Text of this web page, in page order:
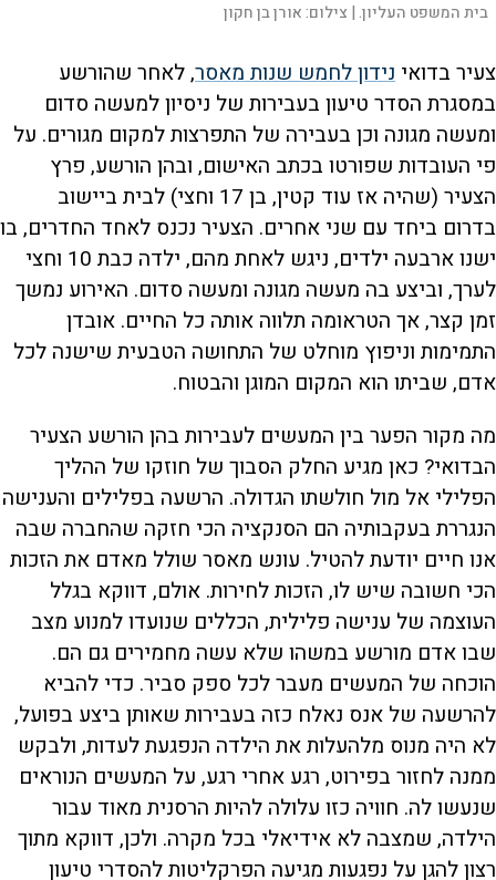
בית המשפט העליון. | צילום:אורן בן חקון
צעיר בדואי נידון לחמש שנות מאסר, לאחר שהורשע
במסגרת הסדר טיעון בעבירות של ניסיון למעשה סדום
ומעשה מגונה וכן בעבירה של התפרצות למקום מגורים. על
פי העובדות שפורטו בכתב האישום, ובהן הורשע, פרץ
הצעיר (שהיה אז עוד קטין, בן 17 וחצי) לבית ביישוב
בדרום ביחד עם שני אחרים. הצעיר נכנס לאחד החדרים, בו
ישנו ארבעה ילדים, ניגש לאחת מהם, ילדה כבת 10 וחצי
לערך, וביצע בה מעשה מגונה ומעשה סדום. האירוע נמשך
זמן קצר, אך הטראומה תלווה אותה כל החיים. אובדן
התמימות וניפוץ מוחלט של התחושה הטבעית שישנה לכל
אדם, שביתו הוא המקום המוגן והבטוח.
מה מקור הפער בין המעשים לעבירות בהן הורשע הצעיר
הבדואי? כאן מגיע החלק הסבוך של חוזקו של ההליך
הפלילי אל מול חולשתו הגדולה. הרשעה בפלילים והענישה
הנגררת בעקבותיה הם הסנקציה הכי חזקה שהחברה שבה
אנו חיים יודעת להטיל. עונש מאסר שולל מאדם את הזכות
הכי חשובה שיש לו, הזכות לחירות. אולם, דווקא בגלל
העוצמה של ענישה פלילית, הכללים שנועדו למנוע מצב
שבו אדם מורשע במשהו שלא עשה מחמירים גם הם.
הוכחה של המעשים מעבר לכל ספק סביר. כדי להביא
להרשעה של אנס נאלח כזה בעבירות שאותן ביצע בפועל,
לא היה מנוס מלהעלות את הילדה הנפגעת לעדות, ולבקש
ממנה לחזור בפירוט, רגע אחרי רגע, על המעשים הנוראים
שנעשו לה. חוויה כזו עלולה להיות הרסנית מאוד עבור
הילדה, שמצבה לא אידיאלי בכל מקרה. ולכן, דווקא מתוך
רצון להגן על נפגעות מגיעה הפרקליטות להסדרי טיעון